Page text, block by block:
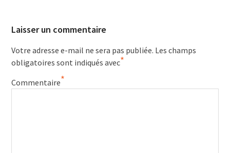
Laisser un commentaire
Votre adresse e-mail ne sera pas publiée. Les champs
obligatoires sont indiqués avec*
Commentaire*